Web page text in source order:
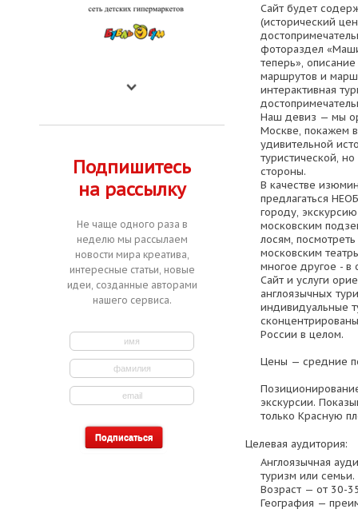
Подпишитесь
на рассылку
Не чаще одного раза в
неделю мы рассылаем
новости мира креатива,
интересные статьи, новые
идеи, созданные авторами
нашего сервиса.
Сайт будет
(исторический
фотораздел
теперь»,
маршрутов и
интерактивная
Наш девиз — мы
Москве, покажем
удивительной
туристической,
стороны.
В качестве
предлагаться
городу,
московским
лосям,
московским
многое другое -
Сайт и услуги
англоязычных
индивидуальные
России в целом.
Цены — средние
экскурсии.
только Красную
Целевая аудитория:
Англоязычная
туризм или семьи.
Возраст — от 30-
География —